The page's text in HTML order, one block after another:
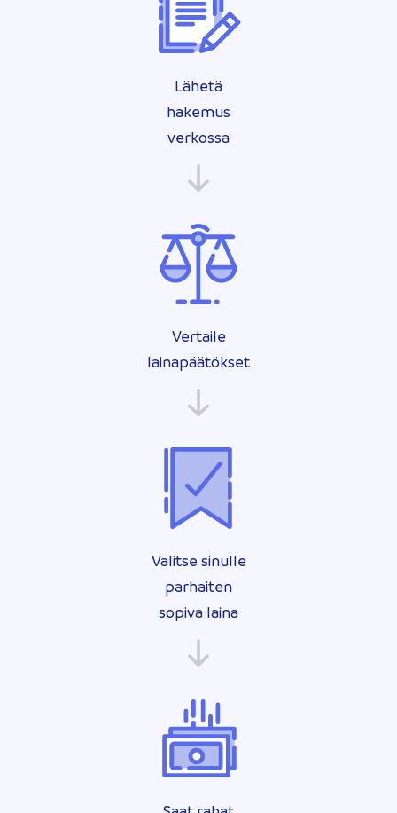
Lähetä
hakemus
verkossa
Vertaile
lainapäätökset
Valitse sinulle
parhaiten
sopiva laina